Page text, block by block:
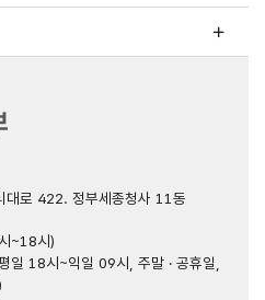
대로 422. 정부세종청사 11동
~18시)
일 18시~익일 09시, 주말 · 공휴일,